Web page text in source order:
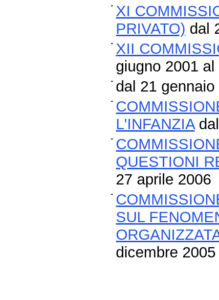
XI
PRIVATO) dal
XII
giugno 2001
dal 21
L'INFANZIAdal
QUESTIONI
27 aprile 2006
SUL
dicembre